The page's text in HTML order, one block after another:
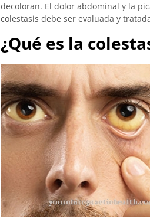
decoloran. El dolor abdominal y la
colestasis debe ser evaluada y
¿Qué es la